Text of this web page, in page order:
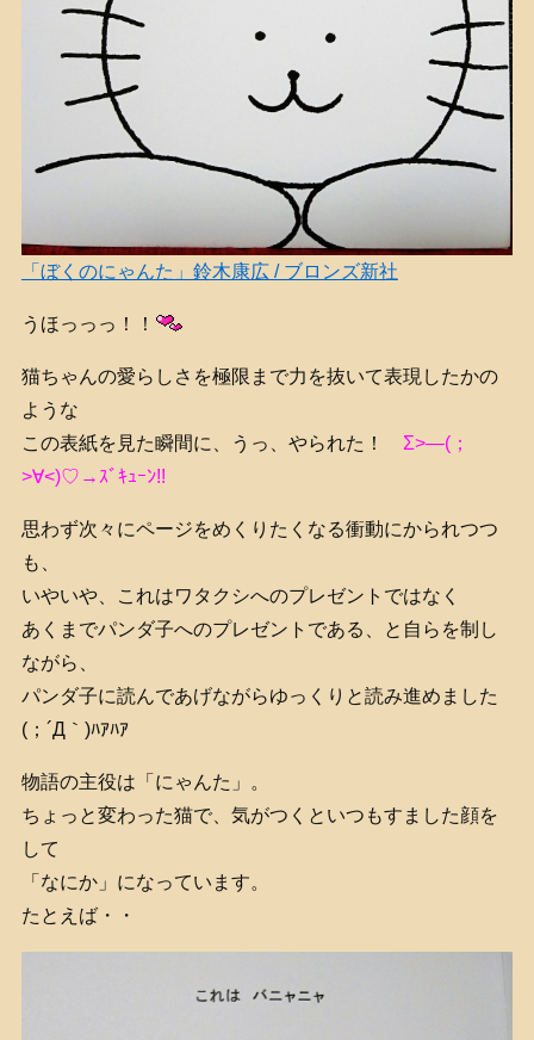
「ぼくのにゃんた」鈴木康広 / ブロンズ新社
うほっっっ！！
猫ちゃんの愛らしさを極限まで力を抜いて表現したかの
ような
この表紙を見た瞬間に、うっ、やられた！ Σ>―(；
>∀<)♡→ｽﾞｷｭｰﾝ!!
思わず次々にページをめくりたくなる衝動にかられつつ
も、
いやいや、これはワタクシへのプレゼントではなく
あくまでパンダ子へのプレゼントである、と自らを制し
ながら、
パンダ子に読んであげながらゆっくりと読み進めました
(；´Д｀)ﾊｱﾊｱ
物語の主役は「にゃんた」。
ちょっと変わった猫で、気がつくといつもすました顔を
して
「なにか」になっています。
たとえば・・